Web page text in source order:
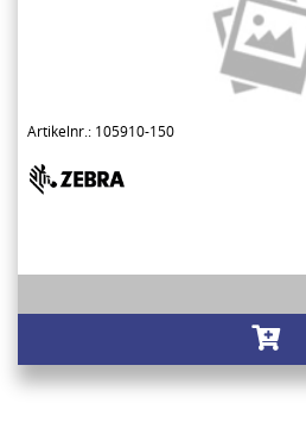
Artikelnr.: 105910-150